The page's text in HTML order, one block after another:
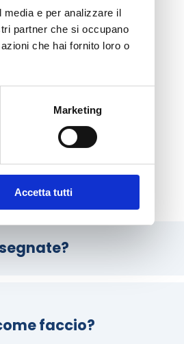
e per analizzare il
partner che si occupano
che hai fornito loro o
Marketing
Accetta tutti
HelloCasa.
faccio?